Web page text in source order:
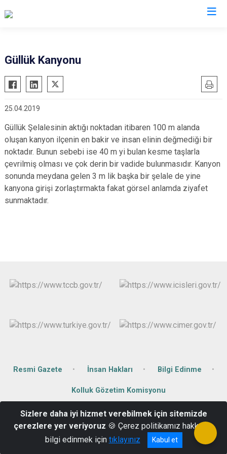
Akkuş
Aybastı
Çamaş
Çatalpınar
Çaybaşı
Gölköy
Gülyalı
Gürgentepe
Kumru
Mesudiye
Perşembe
Ulubey
Ünye
Güllük Kanyonu
25.04.2019
Güllük Şelalesinin aktığı noktadan itibaren 100 m alanda
oluşan kanyon ilçenin en bakir ve insan elinin değmediği bir
noktadır. Bunun sebebi ise 40 m yi bulan kesme taşlarla
çevrilmiş olması ve çok derin bir vadide bulunmasıdır. Kanyon
sonunda meydana gelen 3 m lik başka bir şelale de yine
kanyona girişi zorlaştırmakta fakat görsel anlamda ziyafet
sunmaktadır.
Resmi Gazete İnsan Hakları Bilgi Edinme
Kolluk Gözetim Komisyonu
Tepe Mahalle Tahsin Ateş Sokak No: 10
0 452 671 2001
Sizlere daha iyi hizmet verebilmek için sitemizde
çerezlere yer veriyoruz 🍪 Çerez politikamız hakkında
bilgi edinmek için tıklayınız Kabul et